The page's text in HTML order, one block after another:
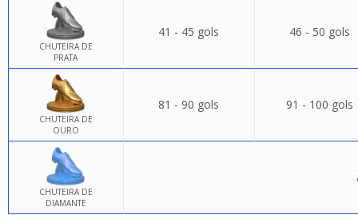
CHUTEIRA DE
PRATA
41 - 45 gols 46 - 50 gols
CHUTEIRA DE
OURO
81 - 90 gols 91 - 100 gols
CHUTEIRA DE
DIAMANTE